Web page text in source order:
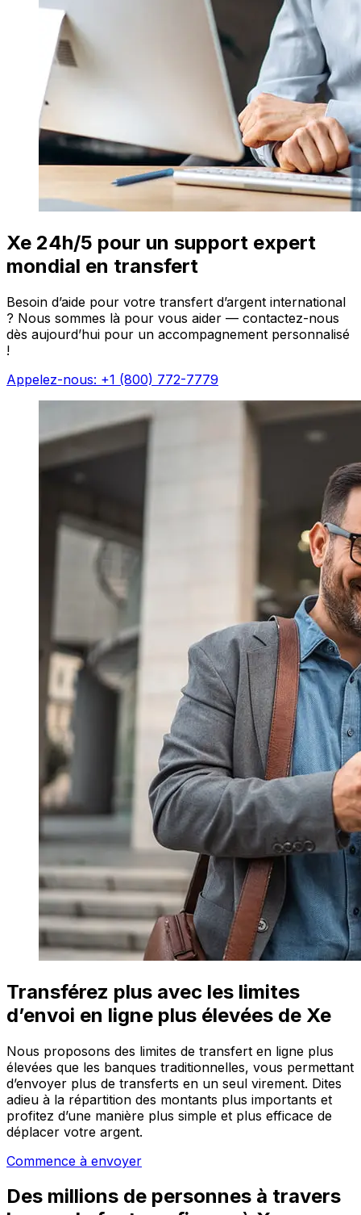
Xe 24h/5 pour un support expert
mondial en transfert
Besoin d’aide pour votre transfert d’argent international
? Nous sommes là pour vous aider — contactez-nous
dès aujourd’hui pour un accompagnement personnalisé
!
Appelez-nous: +1 (800) 772-7779
Transférez plus avec les limites
d’envoi en ligne plus élevées de Xe
Nous proposons des limites de transfert en ligne plus
élevées que les banques traditionnelles, vous permettant
d’envoyer plus de transferts en un seul virement. Dites
adieu à la répartition des montants plus importants et
profitez d’une manière plus simple et plus efficace de
déplacer votre argent.
Commence à envoyer
Des millions de personnes à travers